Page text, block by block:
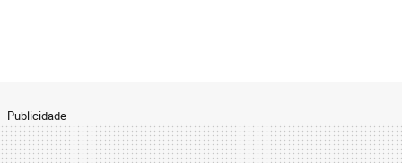
Publicidade